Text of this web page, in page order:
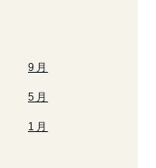
9月
5月
1月